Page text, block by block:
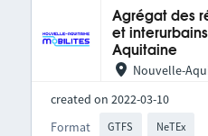
Agrégat des
et
Aquitaine
Nouvelle-
created on 2022-03-10
Format
GTFS NeTEx